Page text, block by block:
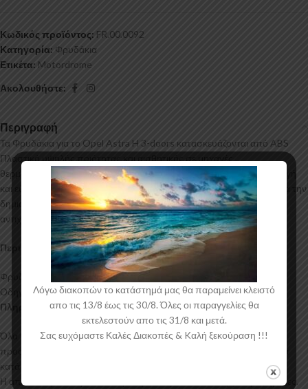
Κωδικός προϊόντος: FR.00.0092
Κατηγορία: Φρυδάκια
Ετικέτα: Motordrome
Ακολουθήστε:
Περιγραφή
Τα Φρυδάκια για το Opel Astra H 3-doors κατασκευάζονται από ABS
Πλαστικό υψηλής ποιότητας και αισθητικής σε μηχανές
θερμοδιαμόρφωσης τελευταίας τεχνολογίας έχοντας άψογη εφαρμογή
και εύκολη τοποθέτηση. Το υλικό πλαστικού που χρησιμοποιείται για την
δημιουργία προϊόντων έρχεται σε Μαύρο Γυαλιστερό χρώμα και με
αντιχαρακτική επιφάνεια.
Περιεχόμενα Συσκευασίας:
Φρυδάκια Opel Astra H 3-doors
Οδηγίες Τοποθέτησης
Πληροφορίες Αποστολής:
Όλα τα προϊόντα μας συσκευάζονται και αποστέλλονται με
προστατευτικό νάιλον μέσα στο κουτί τους για μεγαλύτερη ασφάλεια
κατά την αποστολή.
Η αποστολή των προϊόντων μας γίνεται μέσα σε 2-4 εργάσιμες ημέρες.
Λόγω διακοπών το κατάστημά μας θα παραμείνει κλειστό
απο τις 13/8 έως τις 30/8. Όλες οι παραγγελίες θα
εκτελεστούν απο τις 31/8 και μετά.
Σας ευχόμαστε Καλές Διακοπές & Kαλή ξεκούραση !!!